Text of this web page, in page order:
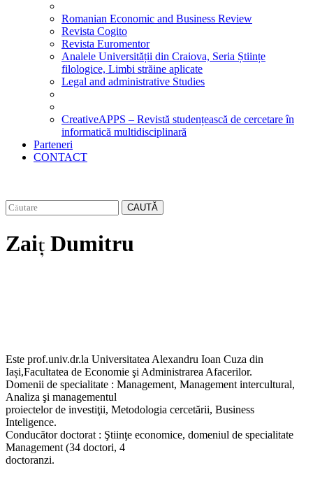
Romanian Economic and Business Review
Revista Cogito
Revista Euromentor
Analele Universității din Craiova, Seria Științe
filologice, Limbi străine aplicate
Legal and administrative Studies
CreativeAPPS – Revistă studențească de cercetare în
informatică multidisciplinară
Parteneri
CONTACT
CAUTĂ
Zaiț Dumitru
Este prof.univ.dr.la Universitatea Alexandru Ioan Cuza din
Iași,Facultatea de Economie şi Administrarea Afacerilor.
Domenii de specialitate : Management, Management intercultural,
Analiza şi managementul
proiectelor de investiţii, Metodologia cercetării, Business
Inteligence.
Conducător doctorat : Ştiinţe economice, domeniul de specialitate
Management (34 doctori, 4
doctoranzi.